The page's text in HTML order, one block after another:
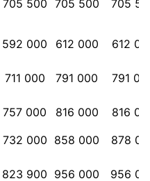
705 500 705 500 705
592 000 612 000
612
711 000 791 000
791
757 000 816 000
816
732 000 858 000 878
823 900 956 000 956